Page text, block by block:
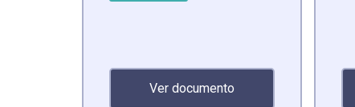
Ver documento